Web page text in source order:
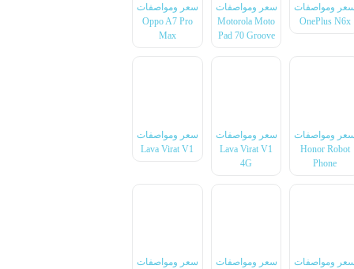
سعر ومواصفات
OnePlus N6x
سعر ومواصفات
Motorola Moto
Pad 70 Groove
سعر ومواصفات
Oppo A7 Pro
Max
سعر ومواصفات
Honor Robot
Phone
سعر ومواصفات
Lava Virat V1
4G
سعر ومواصفات
Lava Virat V1
سعر ومواصفات
سعر ومواصفات
سعر ومواصفات